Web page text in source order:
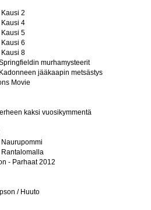
2
4
5
6
8
murhamysteerit
jääkaapin metsästys
Movie
kaksi vuosikymmentä
- Parhaat 2012
/ Huuto